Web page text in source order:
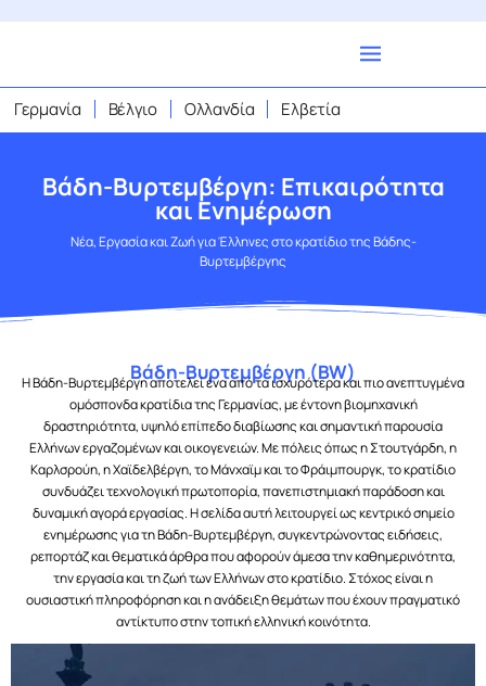
Γερμανία Βέλγιο Ολλανδία Ελβετία
Βάδη-Βυρτεμβέργη: Επικαιρότητα
και Ενημέρωση
Νέα, Εργασία και Ζωή για Έλληνες στο κρατίδιο της Βάδης-
Βυρτεμβέργης
Βάδη-Βυρτεμβέργη (BW)
Η Βάδη-Βυρτεμβέργη αποτελεί ένα από τα ισχυρότερα και πιο ανεπτυγμένα
ομόσπονδα κρατίδια της Γερμανίας, με έντονη βιομηχανική
δραστηριότητα, υψηλό επίπεδο διαβίωσης και σημαντική παρουσία
Ελλήνων εργαζομένων και οικογενειών. Με πόλεις όπως η Στουτγάρδη, η
Καρλσρούη, η Χαϊδελβέργη, το Μάνχαϊμ και το Φράιμπουργκ, το κρατίδιο
συνδυάζει τεχνολογική πρωτοπορία, πανεπιστημιακή παράδοση και
δυναμική αγορά εργασίας. Η σελίδα αυτή λειτουργεί ως κεντρικό σημείο
ενημέρωσης για τη Βάδη-Βυρτεμβέργη, συγκεντρώνοντας ειδήσεις,
ρεπορτάζ και θεματικά άρθρα που αφορούν άμεσα την καθημερινότητα,
την εργασία και τη ζωή των Ελλήνων στο κρατίδιο. Στόχος είναι η
ουσιαστική πληροφόρηση και η ανάδειξη θεμάτων που έχουν πραγματικό
αντίκτυπο στην τοπική ελληνική κοινότητα.